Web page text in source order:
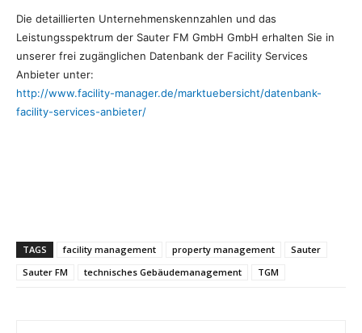
Die detaillierten Unternehmenskennzahlen und das
Leistungsspektrum der Sauter FM GmbH GmbH erhalten Sie in
unserer frei zugänglichen Datenbank der Facility Services
Anbieter unter:
http://www.facility-manager.de/marktuebersicht/datenbank-
facility-services-anbieter/
TAGS facility management property management
Sauter
Sauter FM
technisches Gebäudemanagement TGM